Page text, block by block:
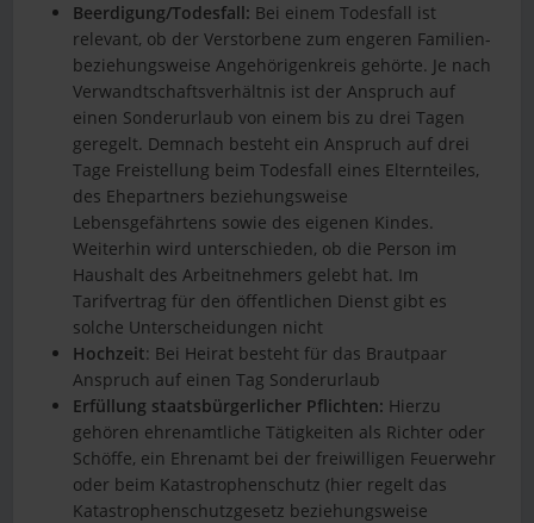
Beerdigung/Todesfall: Bei einem Todesfall ist
relevant, ob der Verstorbene zum engeren Familien-
beziehungsweise Angehörigenkreis gehörte. Je nach
Verwandtschaftsverhältnis ist der Anspruch auf
einen Sonderurlaub von einem bis zu drei Tagen
geregelt. Demnach besteht ein Anspruch auf drei
Tage Freistellung beim Todesfall eines Elternteiles,
des Ehepartners beziehungsweise
Lebensgefährtens sowie des eigenen Kindes.
Weiterhin wird unterschieden, ob die Person im
Haushalt des Arbeitnehmers gelebt hat. Im
Tarifvertrag für den öffentlichen Dienst gibt es
solche Unterscheidungen nicht
Hochzeit: Bei Heirat besteht für das Brautpaar
Anspruch auf einen Tag Sonderurlaub
Erfüllung staatsbürgerlicher Pflichten: Hierzu
gehören ehrenamtliche Tätigkeiten als Richter oder
Schöffe, ein Ehrenamt bei der freiwilligen Feuerwehr
oder beim Katastrophenschutz (hier regelt das
Katastrophenschutzgesetz beziehungsweise